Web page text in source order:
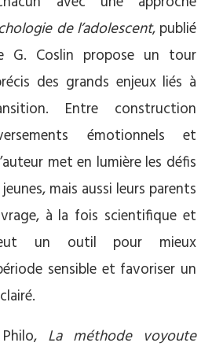
de l’adolescent, publié
G. Coslin propose un tour
des grands enjeux liés à
Entre construction
émotionnels et
met en lumière les défis
mais aussi leurs parents
à la fois scientifique et
un outil pour mieux
sensible et favoriser un
La méthode voyoute